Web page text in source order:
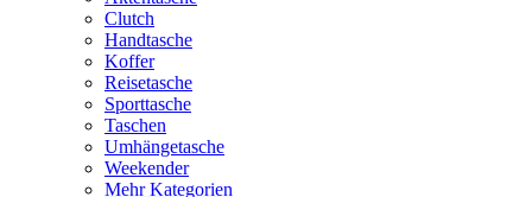
Clutch
Handtasche
Koffer
Reisetasche
Sporttasche
Taschen
Umhängetasche
Weekender
Mehr Kategorien